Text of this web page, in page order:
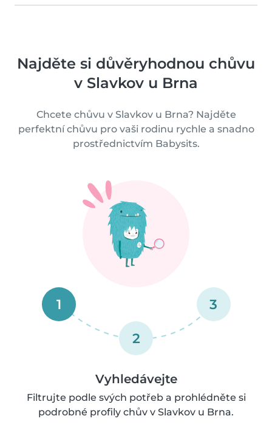
Najděte si důvěryhodnou chůvu
v Slavkov u Brna
Chcete chůvu v Slavkov u Brna? Najděte
perfektní chůvu pro vaši rodinu rychle a snadno
prostřednictvím Babysits.
1
2
3
Vyhledávejte
Filtrujte podle svých potřeb a prohlédněte si
podrobné profily chův v Slavkov u Brna.